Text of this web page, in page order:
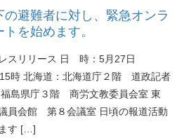
の避難者に対し、緊急オンラ
を始めます。
スリリース 日 時：5月27日
時 北海道：北海道庁２階 道政記者
島県庁３階 商労文教委員会室 東
員会館 第８会議室 日頃の報道活動
す […]